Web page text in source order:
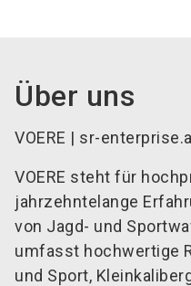
Über uns
VOERE | sr-
VOERE steht für
jahrzehntelange
von Jagd- und
umfasst hochwertige
und Sport,